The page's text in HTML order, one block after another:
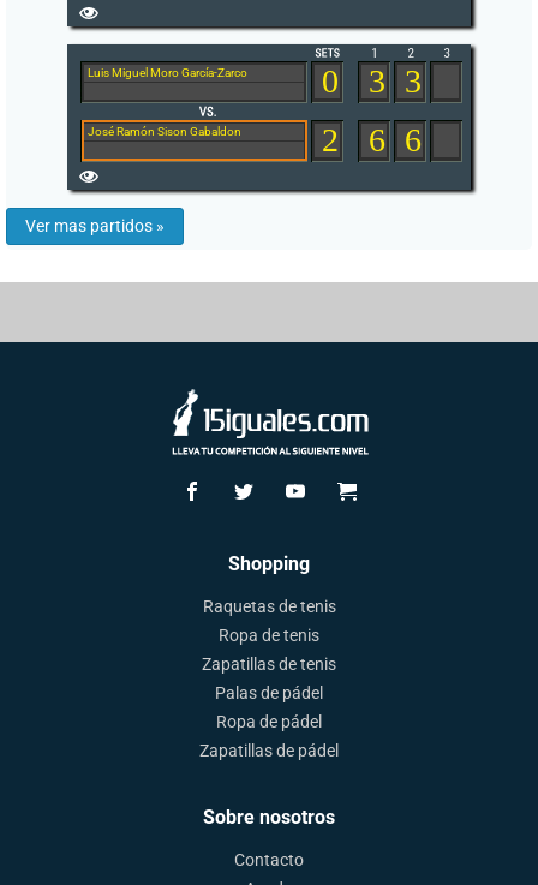
Luis Miguel Moro García-Zarco
José Ramón Sison Gabaldon
0
2
3 3
6 6
Ver mas partidos »
Shopping
Raquetas de tenis
Ropa de tenis
Zapatillas de tenis
Palas de pádel
Ropa de pádel
Zapatillas de pádel
Sobre nosotros
Contacto